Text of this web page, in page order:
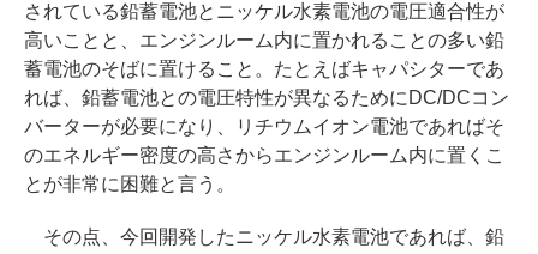
されている鉛蓄電池とニッケル水素電池の電圧適合性が
高いことと、エンジンルーム内に置かれることの多い鉛
蓄電池のそばに置けること。たとえばキャパシターであ
れば、鉛蓄電池との電圧特性が異なるためにDC/DCコン
バーターが必要になり、リチウムイオン電池であればそ
のエネルギー密度の高さからエンジンルーム内に置くこ
とが非常に困難と言う。
その点、今回開発したニッケル水素電池であれば、鉛